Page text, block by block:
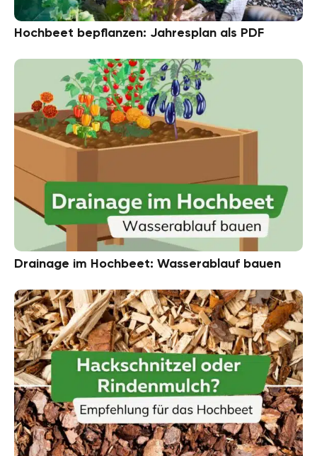
Hochbeet bepflanzen: Jahresplan als PDF
Drainage im Hochbeet: Wasserablauf bauen